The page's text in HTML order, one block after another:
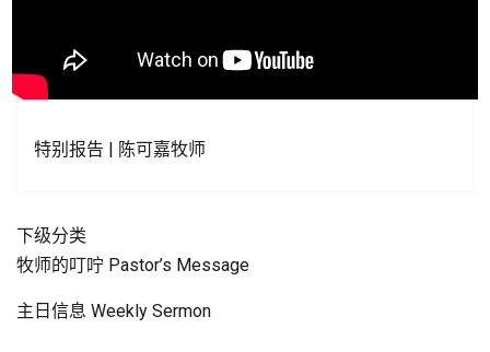
特别报告 | 陈可嘉牧师
下级分类
牧师的叮咛 Pastor’s Message
主日信息 Weekly Sermon